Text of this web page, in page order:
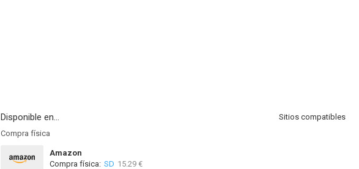
Disponible en...
Sitios compatibles
Compra física
Amazon
Compra física: SD 15.29 €